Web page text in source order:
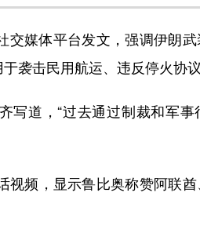
媒体平台发文，强调伊朗武
袭击民用航运、违反停火协议
道，“过去通过制裁和军事
频，显示鲁比奥称赞阿联酋